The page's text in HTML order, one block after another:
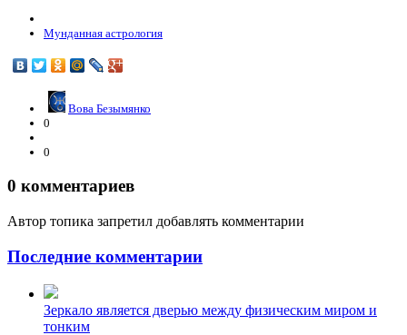
Мунданная астрология
Вова Безымянко
0
0
0 комментариев
Автор топика запретил добавлять комментарии
Последние комментарии
Зеркало является дверью между физическим миром и
тонким